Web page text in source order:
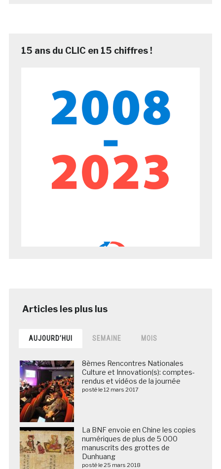
15 ans du CLIC en 15 chiffres !
AUJOURD’HUI SEMAINE MOIS
8èmes Rencontres Nationales
Culture et Innovation(s): comptes-
rendus et vidéos de la journée
posté le 12 mars 2017
La BNF envoie en Chine les copies
numériques de plus de 5 000
manuscrits des grottes de
Dunhuang
posté le 25 mars 2018